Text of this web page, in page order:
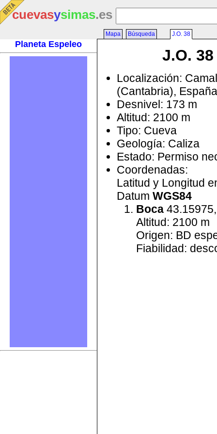
cuevasysimas.es
Planeta Espeleo
Mapa Búsqueda J.O. 38
J.O. 38
Localización:
(Cantabria), España
Desnivel: 173 m
Altitud: 2100 m
Tipo: Cueva
Geología: Caliza
Estado: Permiso
Coordenadas:
Latitud y Longitud
Datum WGS84
Boca
Altitud: 2100 m
Origen: BD
Fiabilidad: